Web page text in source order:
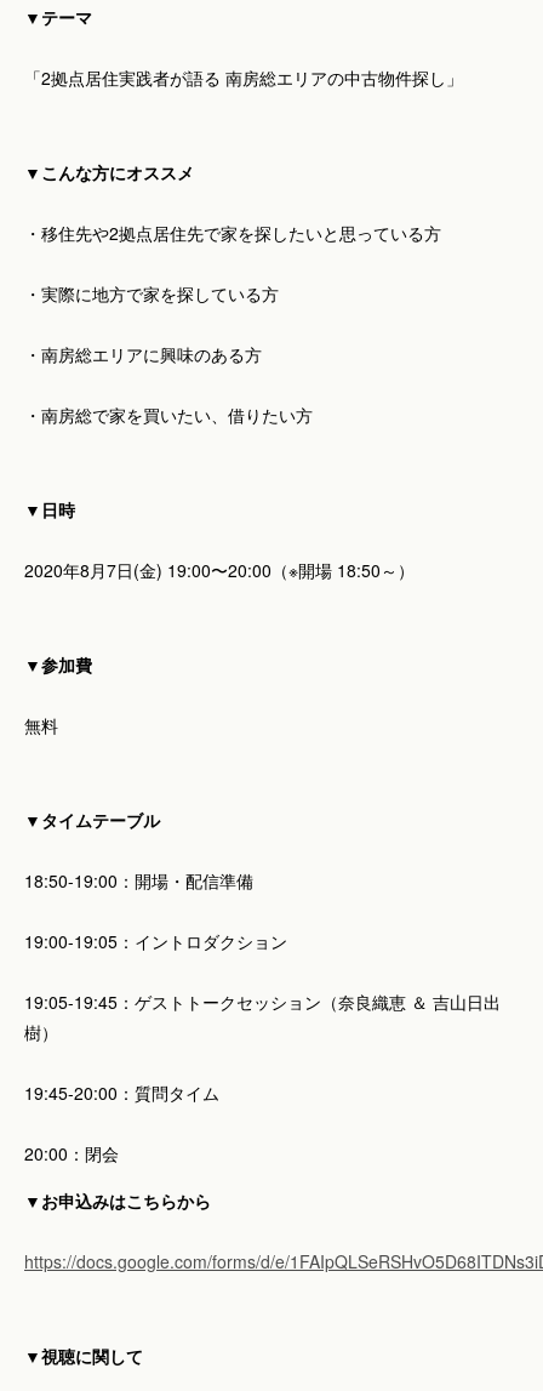
▼テーマ
「2拠点居住実践者が語る 南房総エリアの中古物件探し」
▼こんな方にオススメ
・移住先や2拠点居住先で家を探したいと思っている方
・実際に地方で家を探している方
・南房総エリアに興味のある方
・南房総で家を買いたい、借りたい方
▼日時
2020年8月7日(金) 19:00〜20:00（※開場 18:50～）
▼参加費
無料
▼タイムテーブル
18:50-19:00：開場・配信準備
19:00-19:05：イントロダクション
19:05-19:45：ゲストトークセッション（奈良織恵 ＆ 吉山日出
樹）
19:45-20:00：質問タイム
20:00：閉会
▼お申込みはこちらから
https://docs.google.com/forms/d/e/
▼視聴に関して